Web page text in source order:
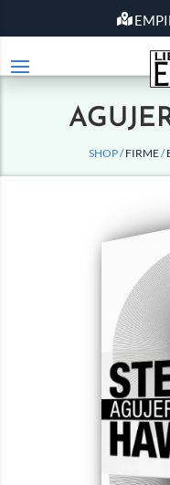
SHOP /FIRME/